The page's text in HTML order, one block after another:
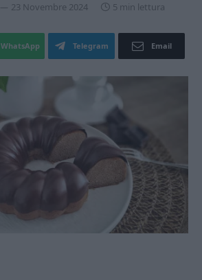
23 Novembre 2024 5 min lettura
WhatsApp Telegram Email